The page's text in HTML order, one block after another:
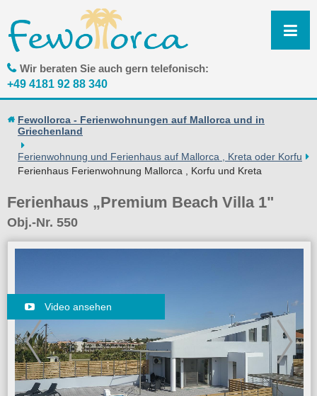
Wir beraten Sie auch gern telefonisch:
+49 4181 92 88 340
Fewollorca - Ferienwohnungen auf Mallorca und in
Griechenland
Ferienwohnung und Ferienhaus auf Mallorca , Kreta oder Korfu
Ferienhaus Ferienwohnung Mallorca , Korfu und Kreta
Ferienhaus „Premium Beach Villa 1"
Obj.-Nr. 550
Video ansehen